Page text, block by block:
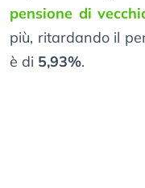
pensione di
più, ritardando il
è di 5,93%.